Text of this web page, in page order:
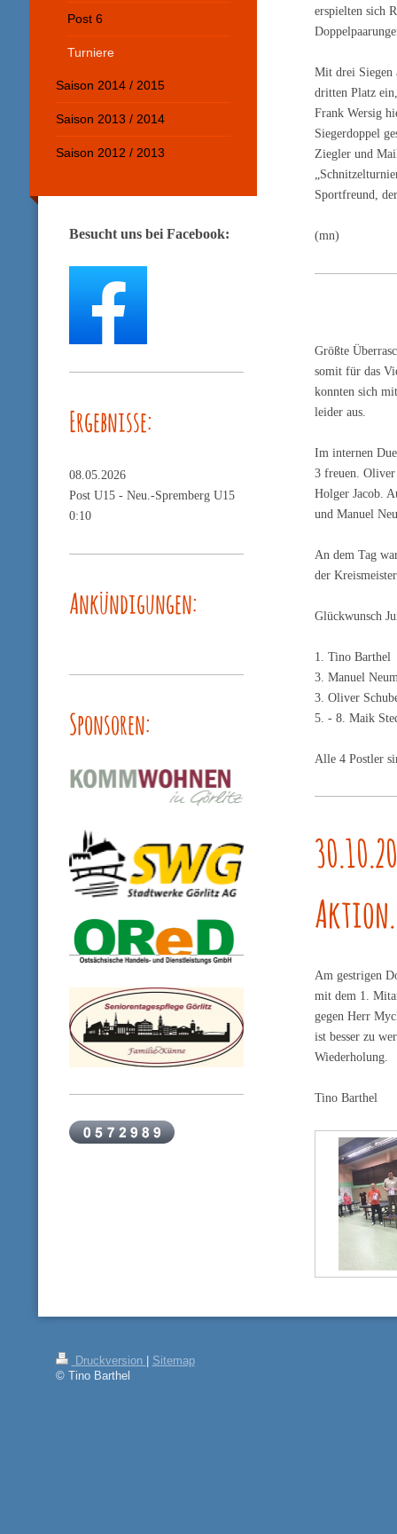
erspielten sich
Mit drei Siegen
dritten Platz
Frank Wersig
Siegerdoppel
Ziegler und
Sportfreund,
(mn)
Größte
somit für das
konnten sich
leider aus.
Im internen
3 freuen. Oliver
Holger Jacob.
und Manuel
An dem Tag
der
Glückwunsch
1. Tino Barthel
3. Manuel
3. Oliver
5. - 8. Maik
Alle 4 Postler
Am gestrigen
mit dem 1.
gegen Herr
ist besser zu
Wiederholung.
Tino Barthel
Post 6
Turniere
Saison 2014 / 2015
Saison 2013 / 2014
Saison 2012 / 2013
Besucht uns bei Facebook:
Ergebnisse:
08.05.2026
Post U15 - Neu.-Spremberg U15
0:10
Ankündigungen:
Sponsoren:
Druckversion
Sitemap
© Tino Barthel